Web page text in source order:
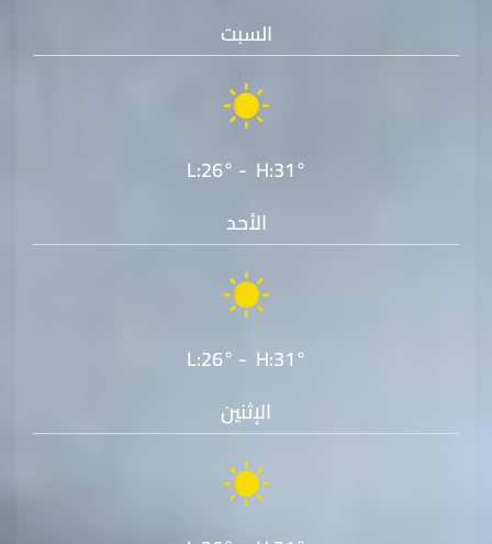
السبت
L:26° - H:31°
الأحد
L:26° - H:31°
الإثنين